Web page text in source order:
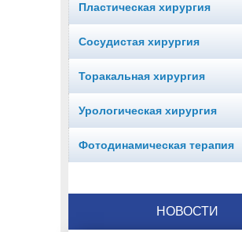
Пластическая хирургия
Сосудистая хирургия
Торакальная хирургия
Урологическая хирургия
Фотодинамическая терапия
НОВОСТИ